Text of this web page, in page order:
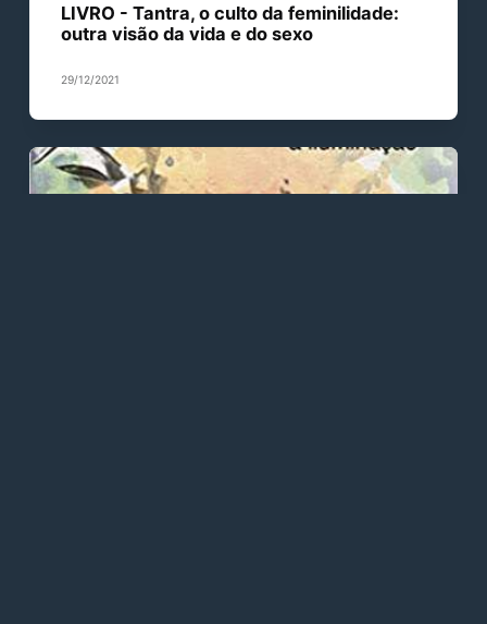
LIVRO - Tantra, o culto da feminilidade:
outra visão da vida e do sexo
29/12/2021